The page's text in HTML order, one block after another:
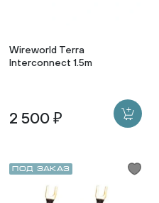
Wireworld Terra
Interconnect 1.5m
2 500 ₽
Под заказ